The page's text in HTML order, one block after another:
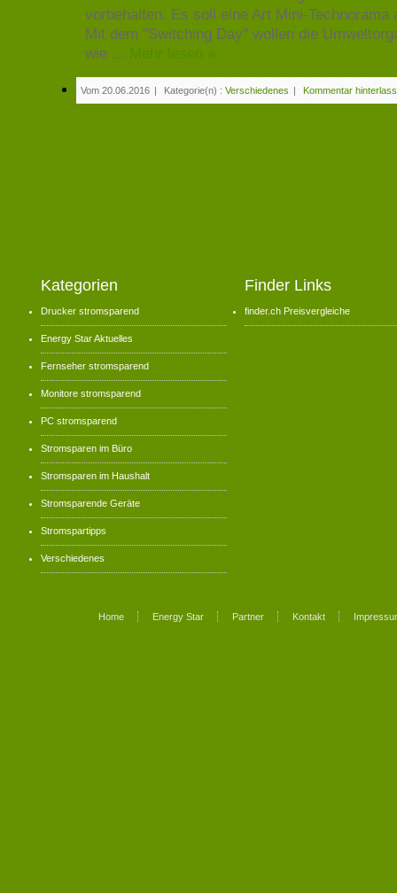
vorbehalten. Es soll eine Art Mini-Technorama
Mit dem "Switching Day" wollen die
wie ...
Mehr lesen »
Vom 20.06.2016 | Kategorie(n) : Verschiedenes | Kommentar
Kategorien
Drucker stromsparend
Energy Star Aktuelles
Fernseher stromsparend
Monitore stromsparend
PC stromsparend
Stromsparen im Büro
Stromsparen im Haushalt
Stromsparende Geräte
Stromspartipps
Verschiedenes
Finder Links
finder.ch Preisvergleiche
Home Energy Star Partner Kontakt